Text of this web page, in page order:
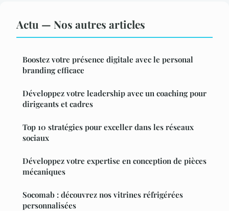
Actu — Nos autres articles
Boostez votre présence digitale avec le personal
branding efficace
Développez votre leadership avec un coaching pour
dirigeants et cadres
Top 10 stratégies pour exceller dans les réseaux
sociaux
Développez votre expertise en conception de pièces
mécaniques
Socomab : découvrez nos vitrines réfrigérées
personnalisées